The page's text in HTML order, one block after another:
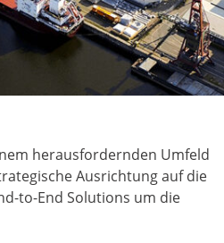
herausfordernden Umfeld
Ausrichtung auf die
to-End Solutions um die